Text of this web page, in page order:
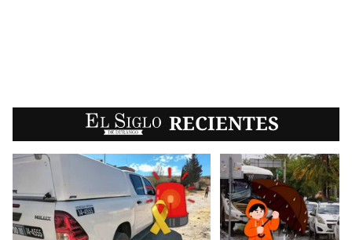
EL SIGLO RECIENTES